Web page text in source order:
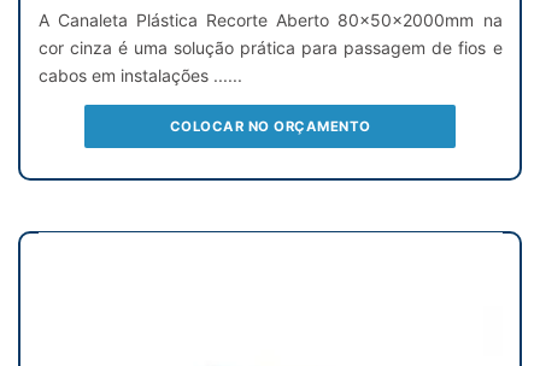
A Canaleta Plástica Recorte Aberto 80x50x2000mm na
cor cinza é uma solução prática para passagem de fios e
cabos em instalações ......
COLOCAR NO ORÇAMENTO